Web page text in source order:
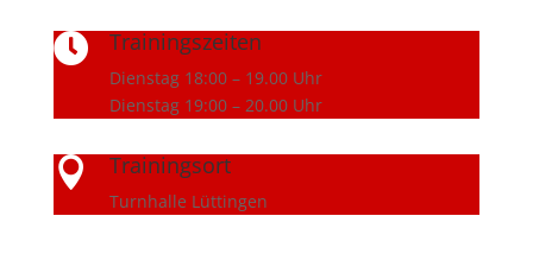
 Trainingszeiten
Dienstag 18:00 – 19.00 Uhr
Dienstag 19:00 – 20.00 Uhr
 Trainingsort
Turnhalle Lüttingen